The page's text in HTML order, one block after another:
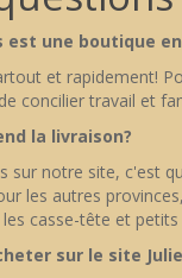
est une boutique
et rapidement!
concilier travail et
la livraison?
sur notre site, c'est
les autres
casse-tête et
sur le site